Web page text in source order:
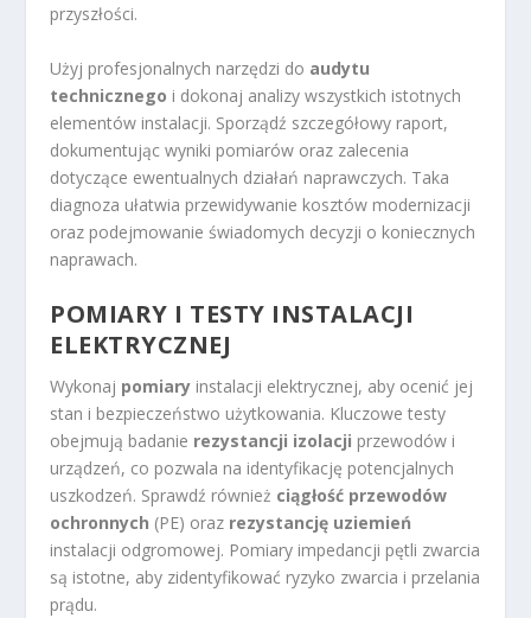
przyszłości.
Użyj profesjonalnych narzędzi do audytu
technicznego i dokonaj analizy wszystkich istotnych
elementów instalacji. Sporządź szczegółowy raport,
dokumentując wyniki pomiarów oraz zalecenia
dotyczące ewentualnych działań naprawczych. Taka
diagnoza ułatwia przewidywanie kosztów modernizacji
oraz podejmowanie świadomych decyzji o koniecznych
naprawach.
POMIARY I TESTY INSTALACJI
ELEKTRYCZNEJ
Wykonaj pomiary instalacji elektrycznej, aby ocenić jej
stan i bezpieczeństwo użytkowania. Kluczowe testy
obejmują badanie rezystancji izolacji przewodów i
urządzeń, co pozwala na identyfikację potencjalnych
uszkodzeń. Sprawdź również ciągłość przewodów
ochronnych (PE) oraz rezystancję uziemień
instalacji odgromowej. Pomiary impedancji pętli zwarcia
są istotne, aby zidentyfikować ryzyko zwarcia i przelania
prądu.